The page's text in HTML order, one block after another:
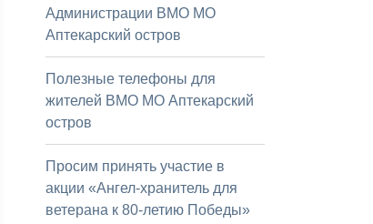
Администрации ВМО МО
Аптекарский остров
Полезные телефоны для
жителей ВМО МО Аптекарский
остров
Просим принять участие в
акции «Ангел-хранитель для
ветерана к 80-летию Победы»